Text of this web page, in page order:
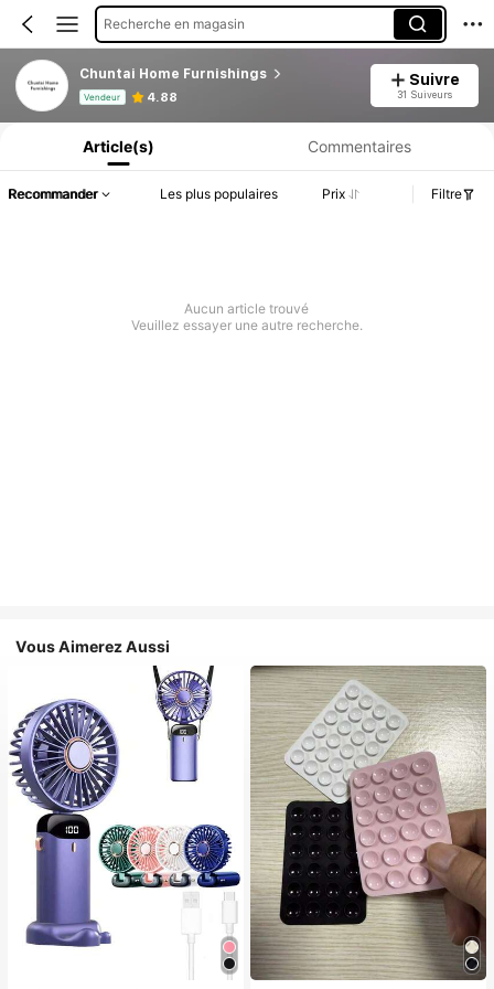
Recherche en magasin
Chuntai Home Furnishings
Vendeur 4.88
Suivre
31 Suiveurs
Informations produit : Divulgation des prix, détails sur les ventes et le stock.
Article(s) Commentaires
Recommander Les plus populaires Prix Filtre
Aucun article trouvé
Veuillez essayer une autre recherche.
Vous Aimerez Aussi